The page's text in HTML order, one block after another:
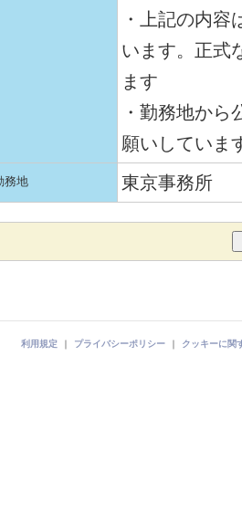
・上記の内
います。正式
ます
・勤務地から
願いしてい
務地 東京事務所
利用規定 ｜ プライバシーポリシー ｜ クッキーに関